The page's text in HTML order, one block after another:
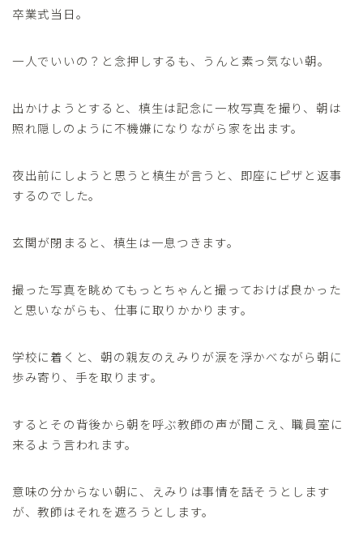
卒業式当日。
一人でいいの？と念押しするも、うんと素っ気ない朝。
出かけようとすると、槙生は記念に一枚写真を撮り、朝は
照れ隠しのように不機嫌になりながら家を出ます。
夜出前にしようと思うと槙生が言うと、即座にピザと返事
するのでした。
玄関が閉まると、槙生は一息つきます。
撮った写真を眺めてもっとちゃんと撮っておけば良かった
と思いながらも、仕事に取りかかります。
学校に着くと、朝の親友のえみりが涙を浮かべながら朝に
歩み寄り、手を取ります。
するとその背後から朝を呼ぶ教師の声が聞こえ、職員室に
来るよう言われます。
意味の分からない朝に、えみりは事情を話そうとします
が、教師はそれを遮ろうとします。